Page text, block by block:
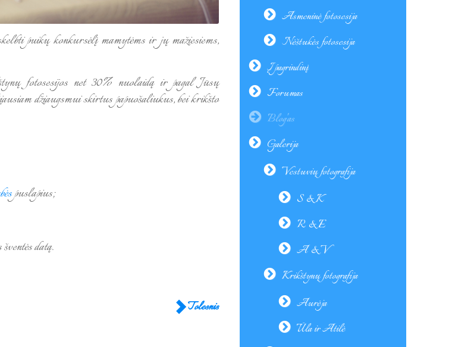
puikų konkursėlį mamytėms ir jų mažiesiems,
fotosesijos net 30% nuolaidą ir pagal Jūsų
džiaugsmui skirtus papuošaliukus, bei krikšto
puslapius;
datą.
Tolesnis
Asmeninė fotosesija
Nėštukės fotosesija
Į pagrindinį
Forumas
Blog'as
Galerija
Vestuvių fotografija
S & K
R & E
A & V
Krikštynų fotografija
Aurėja
Ūla ir Atilė